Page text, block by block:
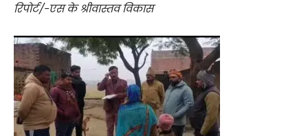
रिपोर्ट/-एस के श्रीवास्तव विकास